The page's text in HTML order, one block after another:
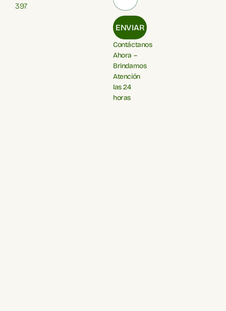
ENVIAR
Contáctanos
Ahora –
Brindamos
Atención
las 24
horas
397